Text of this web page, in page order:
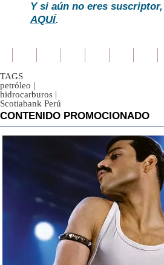
Y si aún no eres
AQUÍ.
TAGS
petróleo |
hidrocarburos |
Scotiabank Perú